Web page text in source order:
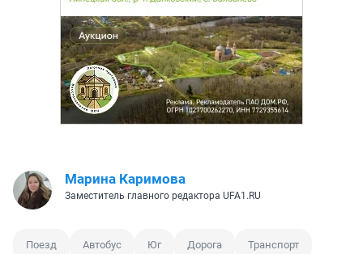
Марина Каримова
Заместитель главного редактора UFA1.RU
Поезд Автобус Юг Дорога Транспорт